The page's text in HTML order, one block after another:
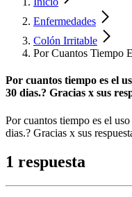
Enfermedades
Colón Irritable
Por Cuantos Tiempo
Por cuantos tiempo es el
30 dias.? Gracias x sus
Por cuantos tiempo es el
dias.? Gracias x sus
1 respuesta